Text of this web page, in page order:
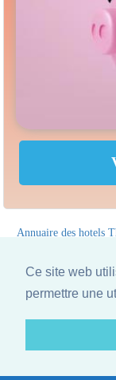
Ce site web
permettre une
Annuaire des hotels